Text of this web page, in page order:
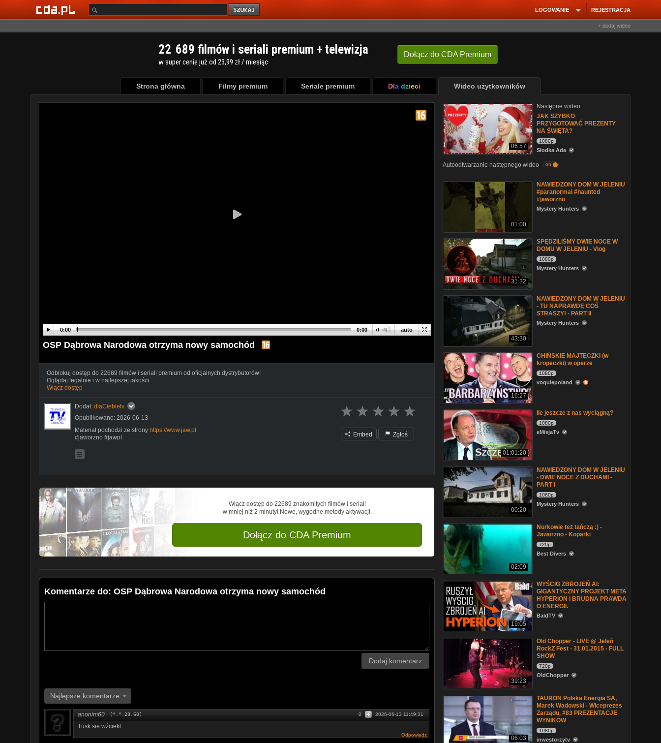
REJESTRACJA
LOGOWANIE
+ dodaj wideo
Dołącz do CDA Premium
22 689 filmów i seriali premium + telewizja
w super cenie już od 23,99 zł / miesiąc
Strona główna Filmy premium Seriale premium Dla dzieci Wideo użytkowników
auto
0:00 0:00
OSP Dąbrowa Narodowa otrzyma nowy samochód
Odblokuj dostęp do 22689 filmów i seriali premium od oficjalnych dystrybutorów!
Oglądaj legalnie i w najlepszej jakości.
Włącz dostęp
Dodał: dlaCiebietv
Opublikowano: 2026-06-13
Materiał pochodzi ze strony https://www.jaw.pl
#jaworzno #jawpl
Embed Zgłoś
Włącz dostęp do 22689 znakomitych filmów i seriali
w mniej niż 2 minuty! Nowe, wygodne metody aktywacji.
Dołącz do CDA Premium
Komentarze do: OSP Dąbrowa Narodowa otrzyma nowy samochód
Dodaj komentarz
Najlepsze komentarze
anonim60 (*.*.20.60) 2026-06-13 11:49:31
0
Tusk sie wźciekł.
Odpowiedz
06:57
Następne wideo:
JAK SZYBKO
PRZYGOTOWAĆ PREZENTY
NA ŚWIĘTA?
1080p
Słodka Ada
Autoodtwarzanie następnego wideo on
01:00
NAWIEDZONY DOM W JELENIU
#paranormal #haunted
#jaworzno
Mystery Hunters
31:32
SPĘDZILIŚMY DWIE NOCE W
DOMU W JELENIU - Vlog
1080p
Mystery Hunters
43:30
NAWIEDZONY DOM W JELENIU
- TU NAPRAWDĘ COŚ
STRASZY! - PART II
Mystery Hunters
16:27
CHIŃSKIE MAJTECZKI (w
kropeczki) w operze
1080p
vogulepoland
01:01:20
Ile jeszcze z nas wyciągną?
1080p
eMisjaTv
00:20
NAWIEDZONY DOM W JELENIU
- DWIE NOCE Z DUCHAMI -
PART I
1080p
Mystery Hunters
02:09
Nurkowie też tańczą :) -
Jaworzno - Koparki
720p
Best Divers
19:05
WYŚCIG ZBROJEŃ AI:
GIGANTYCZNY PROJEKT META
HYPERION I BRUDNA PRAWDA
O ENERGII.
BaldTV
39:23
Old Chopper - LIVE @ Jeleń
RockZ Fest - 31.01.2015 - FULL
SHOW
720p
OldChopper
06:03
TAURON Polska Energia SA,
Marek Wadowski - Wiceprezes
Zarządu, #83 PREZENTACJE
WYNIKÓW
1080p
inwestorzytv